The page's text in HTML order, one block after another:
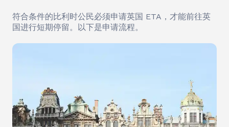
符合条件的比利时公民必须申请英国 ETA，才能前往英
国进行短期停留。以下是申请流程。